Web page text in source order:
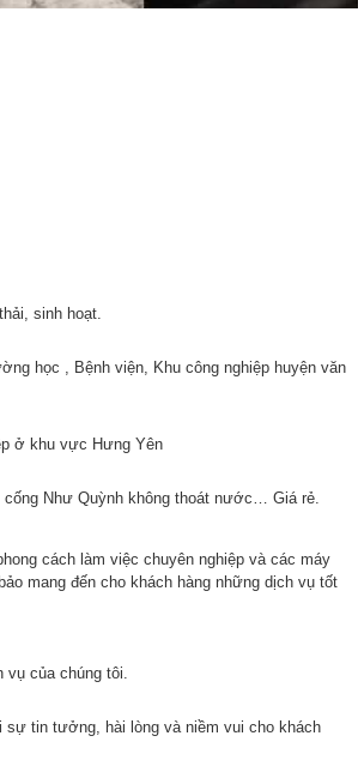
sinh hoạt.
học , Bệnh viện, Khu công nghiệp huyện văn
ở khu vực Hưng Yên
Như Quỳnh không thoát nước… Giá rẻ.
cách làm việc chuyên nghiệp và các máy
mang đến cho khách hàng những dịch vụ tốt
của chúng tôi.
tin tưởng, hài lòng và niềm vui cho khách